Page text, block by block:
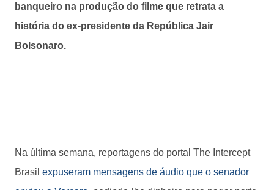
banqueiro na produção do filme que retrata a
história do ex-presidente da República Jair
Bolsonaro.
Na última semana, reportagens do portal The Intercept
Brasil expuseram mensagens de áudio que o senador